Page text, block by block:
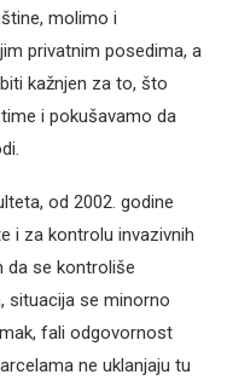
molimo i
privatnim posedima, a
kažnjen za to, što
i pokušavamo da
od 2002. godine
i za kontrolu invazivnih
da se kontroliše
situacija se minorno
fali odgovornost
ne uklanjaju tu